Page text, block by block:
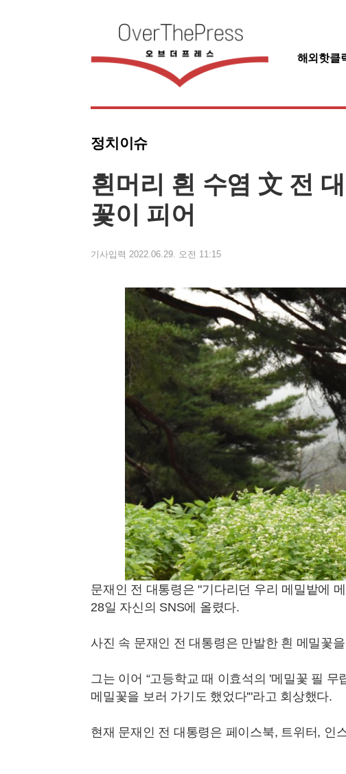
해외핫클
정치이슈
흰머리 흰 수염 文 전
꽃이 피어
기사입력 2022.06.29. 오전 11:15
문재인 전 대통령은 "기다리던 우리 메밀밭에
28일 자신의 SNS에 올렸다.
사진 속 문재인 전 대통령은 만발한 흰 메밀꽃
그는 이어 “고등학교 때 이효석의 '메밀꽃 필
메밀꽃을 보러 가기도 했었다'"라고 회상했다.
현재 문재인 전 대통령은 페이스북, 트위터, 인